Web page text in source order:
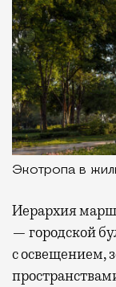
Экотропа в
Иерархия
— городской
с освещением,